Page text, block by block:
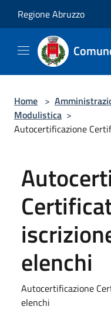
Regione Abruzzo
Home >
Modulistica >
Autocertificazione
elenchi
Autocertificazione
elenchi